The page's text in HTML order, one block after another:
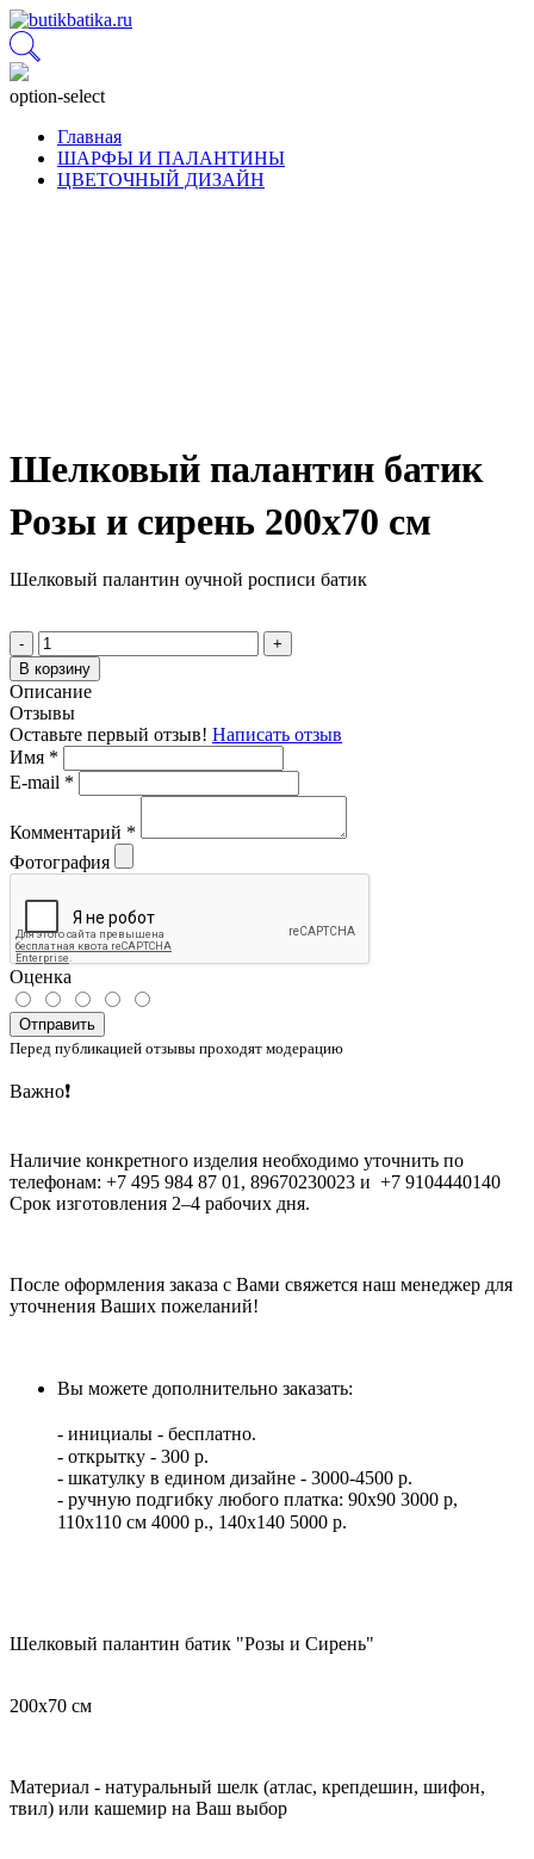
option-select
Главная
ШАРФЫ И ПАЛАНТИНЫ
ЦВЕТОЧНЫЙ ДИЗАЙН
Шелковый палантин батик
Розы и сирень 200x70 см
Шелковый палантин оучной росписи батик
-
+
В корзину
Описание
Отзывы
Оставьте первый отзыв! Написать отзыв
Имя *
E-mail *
Комментарий *
Фотография
Оценка
Отправить
Перед публикацией отзывы проходят модерацию
Важно❗️
Наличие конкретного изделия необходимо уточнить по
телефонам: +7 495 984 87 01, 89670230023 и +7 9104440140
Срок изготовления 2–4 рабочих дня.
После оформления заказа с Вами свяжется наш менеджер для
уточнения Ваших пожеланий!
Вы можете дополнительно заказать:⠀
- инициалы - бесплатно.⠀
- открытку - 300 р. ⠀
- шкатулку в едином дизайне - 3000-4500 р.
- ручную подгибку любого платка: 90х90 3000 р,
110х110 см 4000 р., 140х140 5000 р. ⠀
Шелковый палантин батик "Розы и Сирень"
200х70 см
Материал - натуральный шелк (атлас, крепдешин, шифон,
твил) или кашемир на Ваш выбор